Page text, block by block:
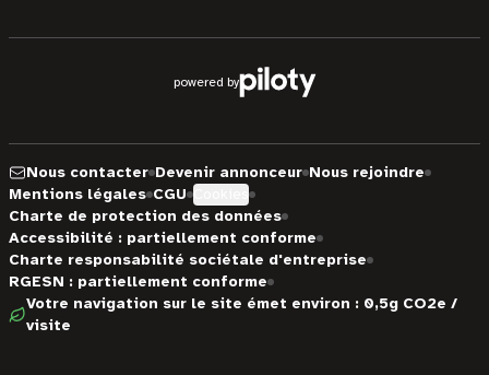
powered by
Nous contacter Devenir annonceur Nous rejoindre
Mentions légales CGU
Charte de protection des données
Accessibilité : partiellement conforme
Charte responsabilité sociétale d'entreprise
RGESN : partiellement conforme
Votre navigation sur le site émet environ : 0,5g CO2e /
visite